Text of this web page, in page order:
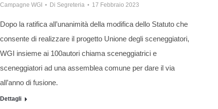
Campagne WGI Di Segreteria 17 Febbraio 2023
Dopo la ratifica all’unanimità della modifica dello Statuto che
consente di realizzare il progetto Unione degli sceneggiatori,
WGI insieme ai 100autori chiama sceneggiatrici e
sceneggiatori ad una assemblea comune per dare il via
all’anno di fusione.
Dettagli